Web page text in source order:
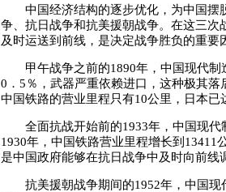
中国经济结构的逐步优化，为中国摆
争、抗日战争和抗美援朝战争。在这三
及时运送到前线，是决定战争胜负的重要
甲午战争之前的1890年，中国现代制
0．5％，武器严重依赖进口，这种极其
中国铁路的营业里程只有10公里，日本已
全面抗战开始前的1933年，中国现代
1930年，中国铁路营业里程增长到13411
是中国政府能够在抗日战争中及时向前
抗美援朝战争期间的1952年，中国现